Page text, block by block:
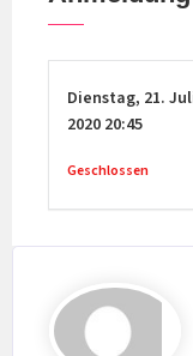
Dienstag, 21.
2020 20:45
Geschlossen